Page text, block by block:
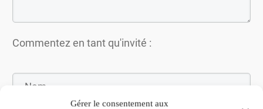
Gérer le consentement aux
Commentez en tant qu'invité :